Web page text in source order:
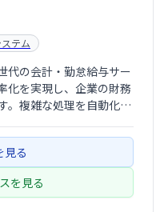
テム
代の会計・勤怠給与サー
化を実現し、企業の財務
。複雑な処理を自動化す
見る
を見る